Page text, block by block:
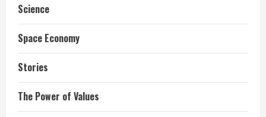
Science
Space Economy
Stories
The Power of Values